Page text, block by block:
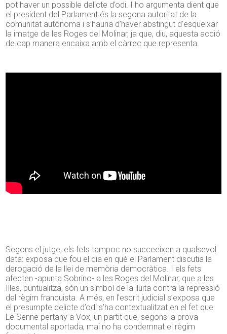
pot haver un possible delicte d’odi. I ho argumenta dient que
el president del Parlament és la segona autoritat de la
comunitat autònoma i s’hauria d’haver abstingut d’esqueixar
la imatge de les Roges del Molinar, ja que, diu, aquesta acció
de cap manera encaixa amb el càrrec que representa.
Segons el jutge, els fets tampoc no succeeixen a qualsevol
data: exposa que fou el dia en què el Parlament discutia la
derogació de la llei de memòria democràtica. I els fets
afecten -apunta Sobrino- a les Roges del Molinar, que a les
Illes, puntualitza, són un símbol de la lluita contra la repressió
del règim franquista. A més, en l’escrit judicial s’exposa que
el presumpte delicte d’odi s’ha contextualitzat en el fet que
Le Senne pertany a Vox, un partit que, segons la prova
documental aportada, mai no ha condemnat el règim